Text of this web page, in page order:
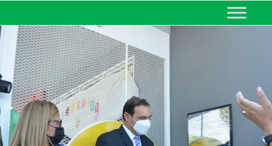
MINISTERIO DE EDUCACIÓN
DE CORRIENTES